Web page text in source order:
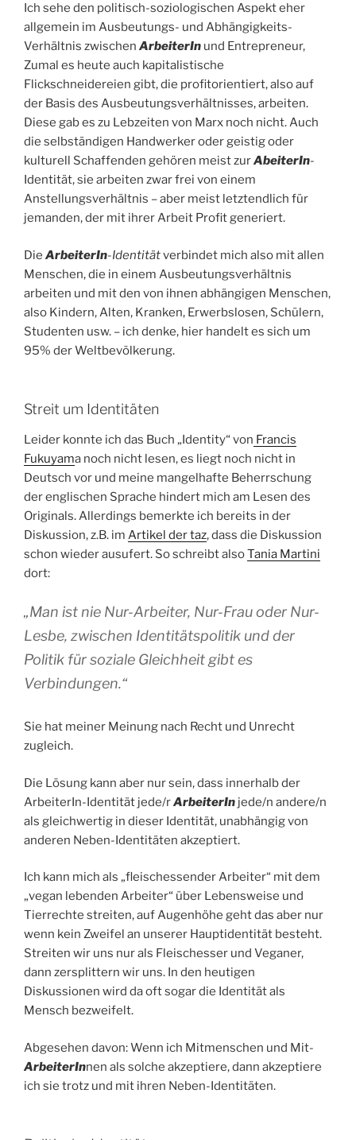
Ich sehe den politisch-soziologischen Aspekt eher
allgemein im Ausbeutungs- und Abhängigkeits-
Verhältnis zwischen ArbeiterIn und Entrepreneur,
Zumal es heute auch kapitalistische
Flickschneidereien gibt, die profitorientiert, also auf
der Basis des Ausbeutungsverhältnisses, arbeiten.
Diese gab es zu Lebzeiten von Marx noch nicht. Auch
die selbständigen Handwerker oder geistig oder
kulturell Schaffenden gehören meist zurAbeiterIn-
Identität, sie arbeiten zwar frei von einem
Anstellungsverhältnis – aber meist letztendlich für
jemanden, der mit ihrer Arbeit Profit generiert.
Die ArbeiterIn-Identitätverbindet mich also mit allen
Menschen, die in einem Ausbeutungsverhältnis
arbeiten und mit den von ihnen abhängigen Menschen,
also Kindern, Alten, Kranken, Erwerbslosen, Schülern,
Studenten usw. – ich denke, hier handelt es sich um
95% der Weltbevölkerung.
Streit um Identitäten
Leider konnte ich das Buch „Identity“ von Francis
Fukuyama noch nicht lesen, es liegt noch nicht in
Deutsch vor und meine mangelhafte Beherrschung
der englischen Sprache hindert mich am Lesen des
Originals. Allerdings bemerkte ich bereits in der
Diskussion, z.B. im Artikel der taz, dass die Diskussion
schon wieder ausufert. So schreibt alsoTania Martini
dort:
„Man ist nie Nur-Arbeiter, Nur-Frau oder Nur-
Lesbe, zwischen Identitätspolitik und der
Politik für soziale Gleichheit gibt es
Verbindungen.“
Sie hat meiner Meinung nach Recht und Unrecht
zugleich.
Die Lösung kann aber nur sein, dass innerhalb der
ArbeiterIn-Identität jede/rArbeiterIn jede/n andere/n
als gleichwertig in dieser Identität, unabhängig von
anderen Neben-Identitäten akzeptiert.
Ich kann mich als „fleischessender Arbeiter“ mit dem
„vegan lebenden Arbeiter“ über Lebensweise und
Tierrechte streiten, auf Augenhöhe geht das aber nur
wenn kein Zweifel an unserer Hauptidentität besteht.
Streiten wir uns nur als Fleischesser und Veganer,
dann zersplittern wir uns. In den heutigen
Diskussionen wird da oft sogar die Identität als
Mensch bezweifelt.
Abgesehen davon: Wenn ich Mitmenschen und Mit-
ArbeiterInnen als solche akzeptiere, dann akzeptiere
ich sie trotz und mit ihren Neben-Identitäten.